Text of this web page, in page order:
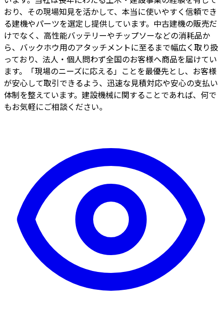
おり、その現場知見を活かして、本当に使いやすく信頼でき
る建機やパーツを選定し提供しています。中古建機の販売だ
けでなく、高性能バッテリーやチップソーなどの消耗品か
ら、バックホウ用のアタッチメントに至るまで幅広く取り扱
っており、法人・個人問わず全国のお客様へ商品を届けてい
ます。「現場のニーズに応える」ことを最優先とし、お客様
が安心して取引できるよう、迅速な見積対応や安心の支払い
体制を整えています。建設機械に関することであれば、何で
もお気軽にご相談ください。